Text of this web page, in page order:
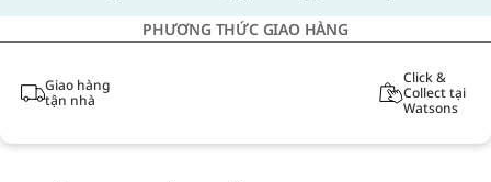
PHƯƠNG THỨC GIAO HÀNG
Giao hàng
tận nhà
Click &
Collect tại
Watsons